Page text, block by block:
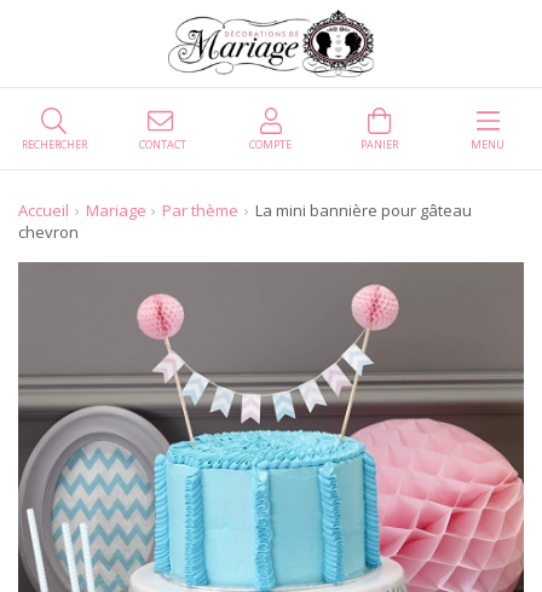
CONTACT
RECHERCHER COMPTE PANIER MENU
Accueil Mariage Par thème
La mini bannière pour gâteau
chevron